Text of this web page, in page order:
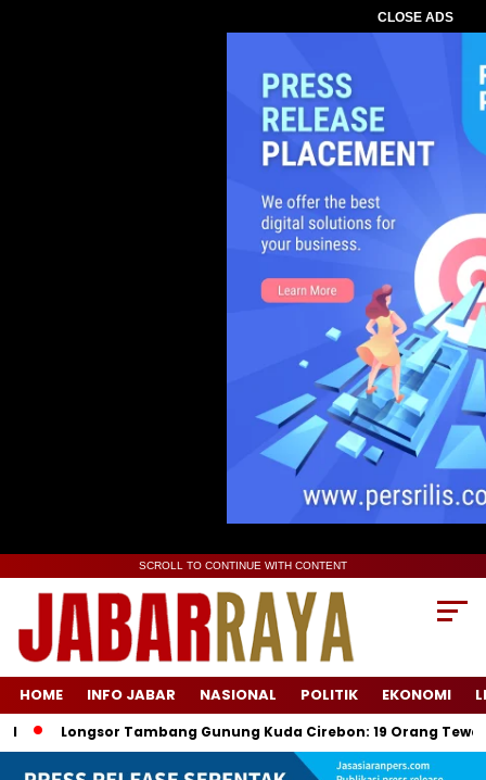
CLOSE ADS
SCROLL TO CONTINUE WITH CONTENT
HOME INFO JABAR NASIONAL POLITIK EKONOMI
Tambang Gunung Kuda Cirebon: 19 Orang Tewas, Dua